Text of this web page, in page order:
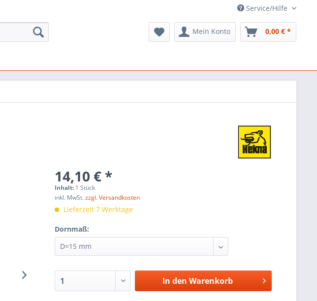
Service/Hilfe
Mein Konto 0,00 € *
14,10 € *
Inhalt: 1 Stück
inkl. MwSt.zzgl. Versandkosten
Lieferzeit 7 Werktage
Dornmaß:
In den Warenkorb